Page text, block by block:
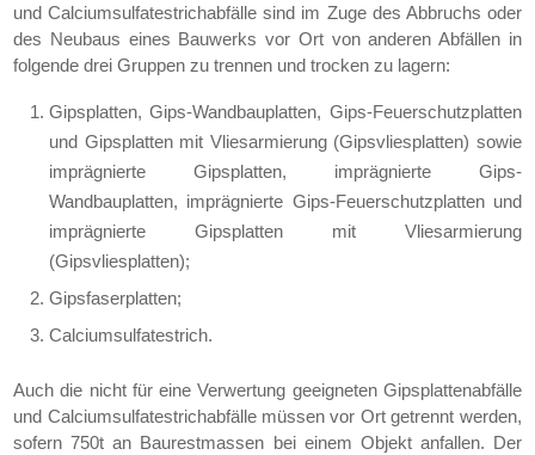
und Calciumsulfatestrichabfälle sind im Zuge des Abbruchs oder
des Neubaus eines Bauwerks vor Ort von anderen Abfällen in
folgende drei Gruppen zu trennen und trocken zu lagern:
Gipsplatten, Gips-Wandbauplatten, Gips-Feuerschutzplatten
und Gipsplatten mit Vliesarmierung (Gipsvliesplatten) sowie
imprägnierte Gipsplatten, imprägnierte Gips-
Wandbauplatten, imprägnierte Gips-Feuerschutzplatten und
imprägnierte Gipsplatten mit Vliesarmierung
(Gipsvliesplatten);
Gipsfaserplatten;
Calciumsulfatestrich.
Auch die nicht für eine Verwertung geeigneten Gipsplattenabfälle
und Calciumsulfatestrichabfälle müssen vor Ort getrennt werden,
sofern 750t an Baurestmassen bei einem Objekt anfallen. Der